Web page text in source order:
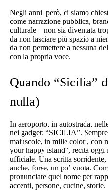
Negli anni, però, ci siamo
come narrazione pubblica,
culturale – non sia diventata
da non lasciare più spazio a
da non permettere a nessuna
con la propria voce.
Quando “Sicilia”
nulla)
In aeroporto, in autostrada,
nei gadget: “SICILIA”.
maiuscole, in mille colori, con
your happy island”, recita oggi
ufficiale. Una scritta
anche, forse, un po’ vuota.
pronunciare quel nome per
accenti, persone, cucine, storie.